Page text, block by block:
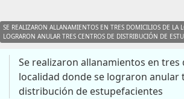
SE REALIZARON ALLANAMIENTOS EN TRES DOMICILIOS DE LA
LOGRARON ANULAR TRES CENTROS DE DISTRIBUCIÓN DE
Se realizaron allanamientos en tres
localidad donde se lograron anular
distribución de estupefacientes